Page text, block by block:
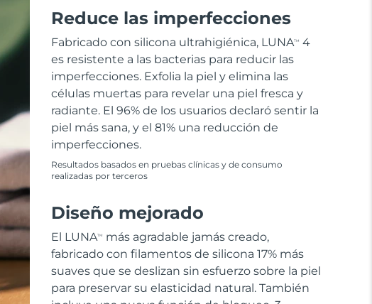
Reduce las imperfecciones
Fabricado con silicona ultrahigiénica, LUNATM
4
es resistente a las bacterias para reducir las
imperfecciones. Exfolia la piel y elimina las
células muertas para revelar una piel fresca y
radiante. El 96% de los usuarios declaró sentir la
piel más sana, y el 81% una reducción de
imperfecciones.
Resultados basados en pruebas clínicas y de consumo
realizadas por terceros
Diseño mejorado
El LUNATM
más agradable jamás creado,
fabricado con filamentos de silicona 17% más
suaves que se deslizan sin esfuerzo sobre la piel
para preservar su elasticidad natural. También